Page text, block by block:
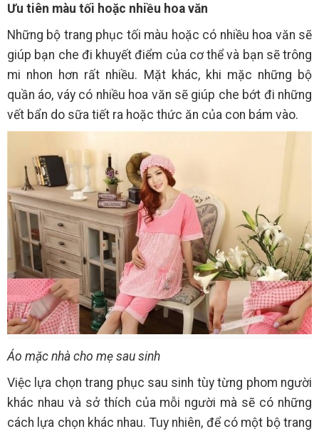
Ưu tiên màu tối hoặc nhiều hoa văn
Những bộ trang phục tối màu hoặc có nhiều hoa văn sẽ
giúp bạn che đi khuyết điểm của cơ thể và bạn sẽ trông
mi nhon hơn rất nhiều. Mặt khác, khi mặc những bộ
quần áo, váy có nhiều hoa văn sẽ giúp che bớt đi những
vết bẩn do sữa tiết ra hoặc thức ăn của con bám vào.
Áo mặc nhà cho mẹ sau sinh
Việc lựa chọn trang phục sau sinh tùy từng phom người
khác nhau và sở thích của mỗi người mà sẽ có những
cách lựa chọn khác nhau. Tuy nhiên, để có một bộ trang